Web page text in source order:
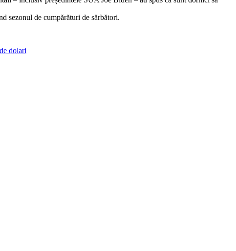
sezonul de cumpărături de sărbători.
dolari